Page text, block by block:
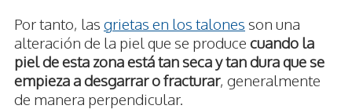
Por tanto, las grietas en los talones son una
alteración de la piel que se produce cuando la
piel de esta zona está tan seca y tan dura que se
empieza a desgarrar o fracturar, generalmente
de manera perpendicular.